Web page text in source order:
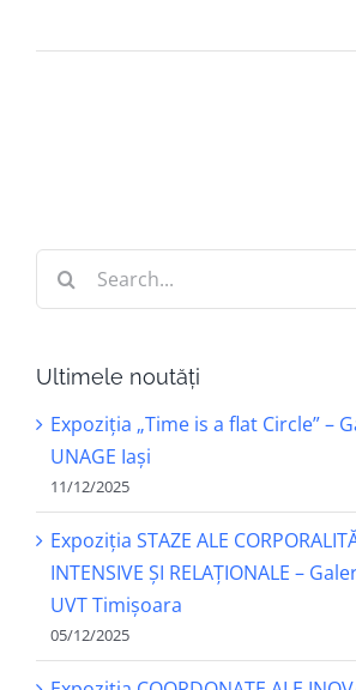
Ultimele noutăți
Expoziția „Time is a flat Circle” –
UNAGE Iași
11/12/2025
Expoziția STAZE ALE
INTENSIVE ȘI RELAȚIONALE –
UVT Timișoara
05/12/2025